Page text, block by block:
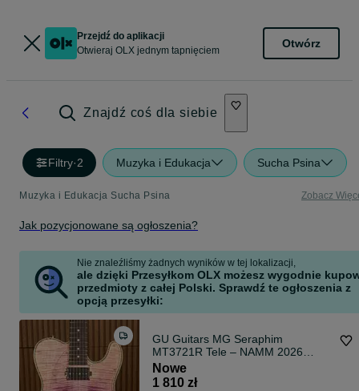
Przejdź do aplikacji
Otwieraj OLX jednym tapnięciem
Otwórz
Znajdź coś dla siebie
Filtry·2 Muzyka i Edukacja Sucha Psina
Muzyka i Edukacja Sucha Psina Zobacz
Jak pozycjonowane są ogłoszenia?
Nie znaleźliśmy żadnych wyników w tej lokalizacji,
ale dzięki Przesyłkom OLX możesz wygodnie
przedmioty z całej Polski. Sprawdź te ogłoszenia z
opcją przesyłki:
GU Guitars MG Seraphim
MT3721R Tele – NAMM 2026
Sample Telecaster p.90
Nowe
1 810 zł